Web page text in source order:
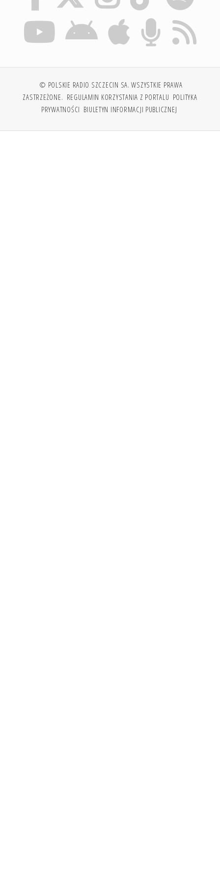
© POLSKIE RADIO SZCZECIN SA. WSZYSTKIE PRAWA
ZASTRZEŻONE. REGULAMIN KORZYSTANIA Z PORTALU POLITYKA
PRYWATNOŚCI BIULETYN INFORMACJI PUBLICZNEJ